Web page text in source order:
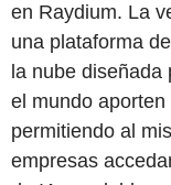
en Raydium. La
una plataforma
la nube
el mundo
permitiendo al
empresas